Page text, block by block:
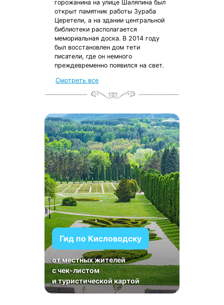
горожанина на улице Шаляпина был
открыт памятник работы Зураба
Церетели, а на здании центральной
библиотеки располагается
мемориальная доска. В 2014 году
был восстановлен дом тети
писатели, где он немного
преждевременно появился на свет.
Смотреть все
Гид по Кисловодску
от местных жителей
с чек-листом
и туристической картой